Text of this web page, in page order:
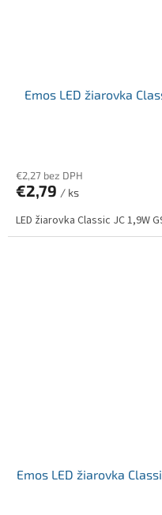
Emos LED žiarovka
€2,27 bez DPH
€2,79 / ks
LED žiarovka Classic JC 1,9W
Emos LED žiarovka